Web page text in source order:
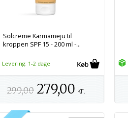
Solcreme Karmameju til
kroppen SPF 15 - 200 ml -...
Levering: 1-2 dage
299,00 279,00 kr.